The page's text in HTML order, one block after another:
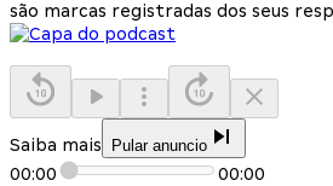
são marcas registradas dos seus
Saiba mais Pular anuncio
00:00 00:00